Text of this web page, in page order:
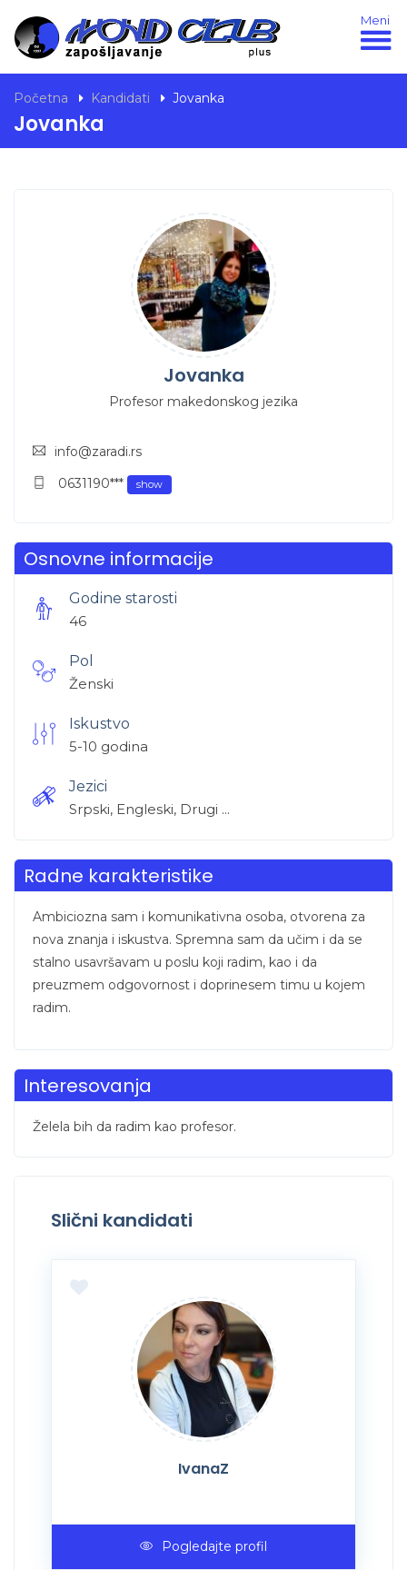
Meni
Početna Kandidati Jovanka
Jovanka
Jovanka
Profesor makedonskog jezika
info@zaradi.rs
0631190***
show
Osnovne informacije
Godine starosti
46
Pol
Ženski
Iskustvo
5-10 godina
Jezici
Srpski, Engleski, Drugi ...
Radne karakteristike
Ambiciozna sam i komunikativna osoba, otvorena za
nova znanja i iskustva. Spremna sam da učim i da se
stalno usavršavam u poslu koji radim, kao i da
preuzmem odgovornost i doprinesem timu u kojem
radim.
Interesovanja
Želela bih da radim kao profesor.
Slični kandidati
IvanaZ
Pogledajte profil